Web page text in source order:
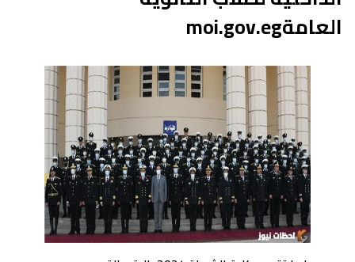
العامةmoi.gov.eg